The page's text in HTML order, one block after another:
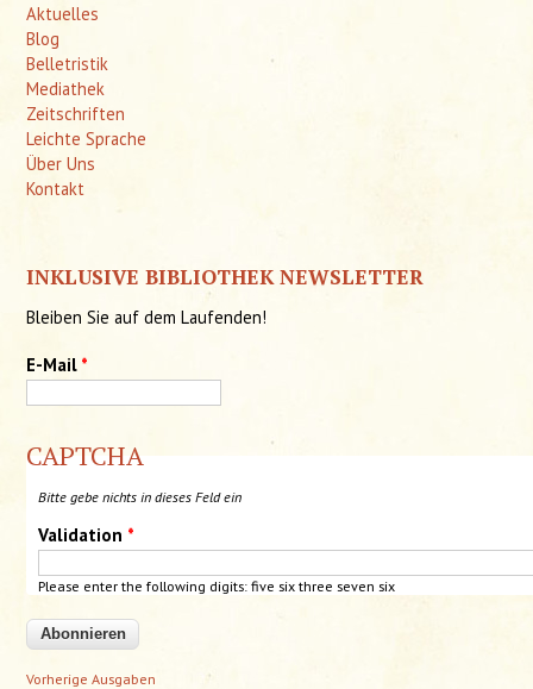
Aktuelles
Blog
Belletristik
Mediathek
Zeitschriften
Leichte Sprache
Über Uns
Kontakt
INKLUSIVE BIBLIOTHEK NEWSLETTER
Bleiben Sie auf dem Laufenden!
E-Mail *
CAPTCHA
Bitte gebe nichts in dieses Feld ein
Validation *
Please enter the following digits: five six three seven six
Vorherige Ausgaben